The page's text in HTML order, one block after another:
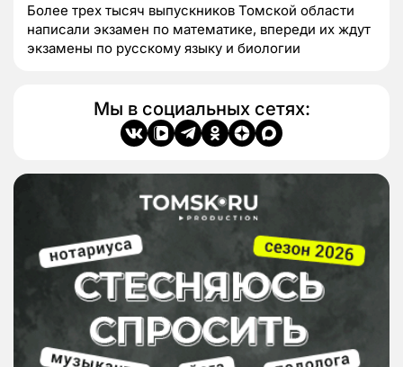
Более трех тысяч выпускников Томской области
написали экзамен по математике, впереди их ждут
экзамены по русскому языку и биологии
Мы в социальных сетях: